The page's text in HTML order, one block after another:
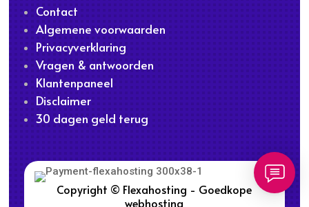
Contact
Algemene voorwaarden
Privacyverklaring
Vragen & antwoorden
Klantenpaneel
Disclaimer
30 dagen geld terug
Copyright © Flexahosting - Goedkope
webhosting